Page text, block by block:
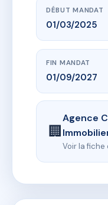
DÉBUT MANDAT
01/03/2025
FIN MANDAT
01/09/2027
🏢
Agence
Voir la